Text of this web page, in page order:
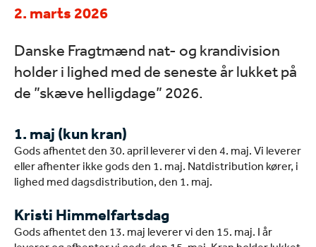
2. marts 2026
Danske Fragtmænd nat- og krandivision
holder i lighed med de seneste år lukket på
de ”skæve helligdage” 2026.
1. maj (kun kran)
Gods afhentet den 30. april leverer vi den 4. maj. Vi leverer
eller afhenter ikke gods den 1. maj. Natdistribution kører, i
lighed med dagsdistribution, den 1. maj.
Kristi Himmelfartsdag
Gods afhentet den 13. maj leverer vi den 15. maj. I år